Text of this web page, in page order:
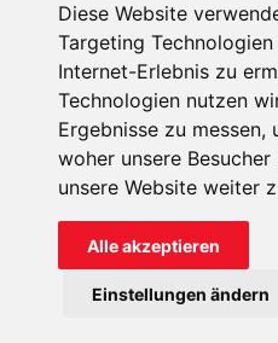
Diese Website
Targeting
Internet-Erlebnis zu
Technologien nutzen
Ergebnisse zu messen,
woher unsere
unsere Website weiter
Alle akzeptieren
Einstellungen ändern
KIN
Impressum